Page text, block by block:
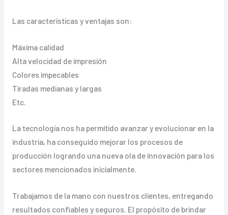
Las características y ventajas son:
Máxima calidad
Alta velocidad de impresión
Colores impecables
Tiradas medianas y largas
Etc.
La tecnología nos ha permitido avanzar y evolucionar en la
industria, ha conseguido mejorar los procesos de
producción logrando una nueva ola de innovación para los
sectores mencionados inicialmente.
Trabajamos de la mano con nuestros clientes, entregando
resultados confiables y seguros. El propósito de brindar